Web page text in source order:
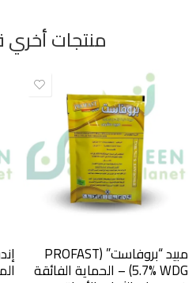
منتجات
مبيد “بروفاست” (PROFAST
5.7% WDG) – الحماية الفائقة